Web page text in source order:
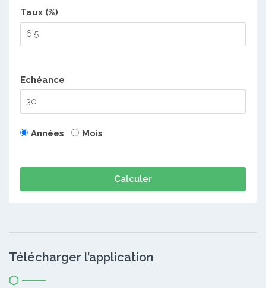
Taux (%)
Echéance
Années Mois
Calculer
Télécharger l’application